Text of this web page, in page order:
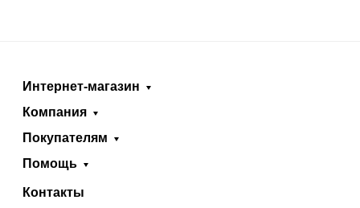
Интернет-магазин
Компания
Покупателям
Помощь
Контакты